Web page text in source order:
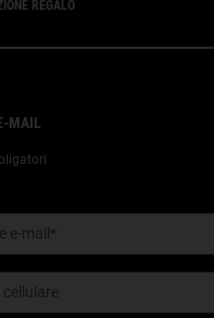
REGALO
MAIL
e-mail *
cellulare